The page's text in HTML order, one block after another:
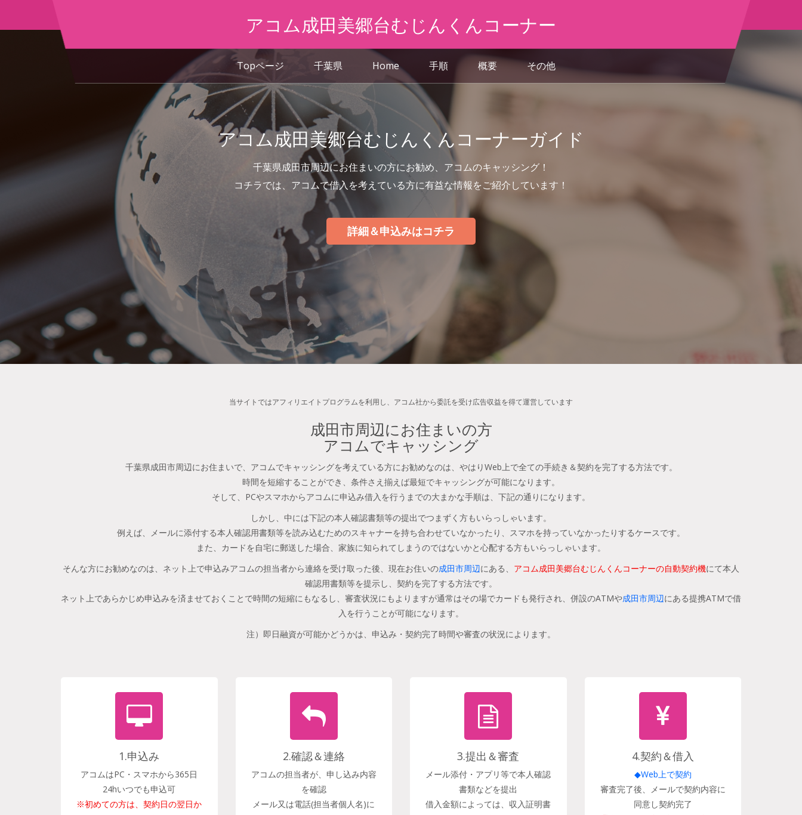
アコム成田美郷台むじんくんコーナー
Topページ 千葉県 Home 手順 概要 その他
アコム成田美郷台むじんくんコーナーガイド
千葉県成田市周辺にお住まいの方にお勧め、アコムのキャッシング！
コチラでは、アコムで借入を考えている方に有益な情報をご紹介しています！
詳細＆申込みはコチラ
当サイトではアフィリエイトプログラムを利用し、アコム社から委託を受け広告収益を得て運営しています
成田市周辺にお住まいの方
アコムでキャッシング
千葉県成田市周辺にお住まいで、アコムでキャッシングを考えている方にお勧めなのは、やはりWeb上で全ての手続き＆契約を完了する方法です。
時間を短縮することができ、条件さえ揃えば最短でキャッシングが可能になります。
そして、PCやスマホからアコムに申込み借入を行うまでの大まかな手順は、下記の通りになります。
しかし、中には下記の本人確認書類等の提出でつまずく方もいらっしゃいます。
例えば、メールに添付する本人確認用書類等を読み込むためのスキャナーを持ち合わせていなかったり、スマホを持っていなかったりするケースです。
また、カードを自宅に郵送した場合、家族に知られてしまうのではないかと心配する方もいらっしゃいます。
そんな方にお勧めなのは、ネット上で申込みアコムの担当者から連絡を受け取った後、現在お住いの成田市周辺にある、 アコム成田美郷台むじんくんコーナーの自動契約機にて本人
確認用書類等を提示し、契約を完了する方法です。
ネット上であらかじめ申込みを済ませておくことで時間の短縮にもなるし、審査状況にもよりますが通常はその場でカードも発行され、併設のATMや成田市周辺にある提携ATMで借
入を行うことが可能になります。
注）即日融資が可能かどうかは、申込み・契約完了時間や審査の状況によります。
1.申込み
アコムはPC・スマホから365日
24hいつでも申込可
※初めての方は、契約日の翌日か
2.確認＆連絡
アコムの担当者が、申し込み内容
を確認
メール又は電話(担当者個人名)に
3.提出＆審査
メール添付・アプリ等で本人確認
書類などを提出
借入金額によっては、収入証明書
4.契約＆借入
◆Web上で契約
審査完了後、メールで契約内容に
同意し契約完了